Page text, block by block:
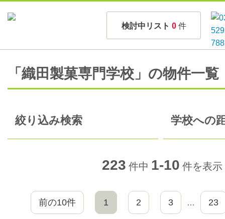
検討中リスト 0 件
「織田製菓専門学校」の物件一覧
絞り込み検索 学校への
223 件中 1-10 件を表示
前の10件 1 2 3 … 23